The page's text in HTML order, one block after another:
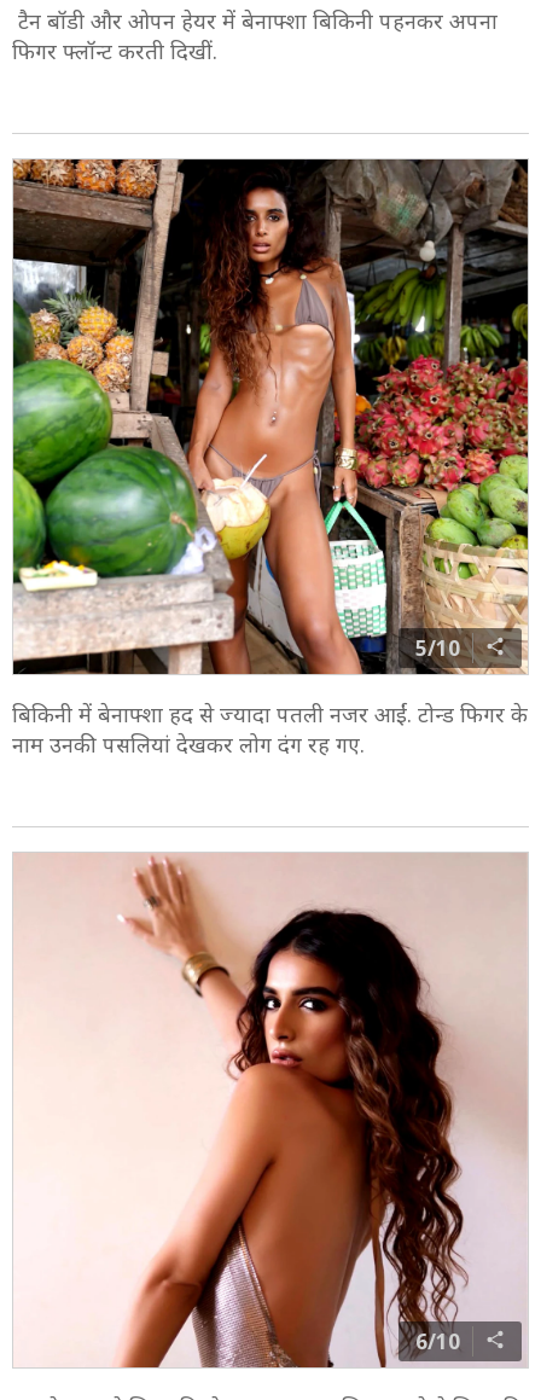
टैन बॉडी और ओपन हेयर में बेनाफ्शा बिकिनी पहनकर अपना
फिगर फ्लॉन्ट करती दिखीं.
5/10
बिकिनी में बेनाफ्शा हद से ज्यादा पतली नजर आईं. टोन्ड फिगर के
नाम उनकी पसलियां देखकर लोग दंग रह गए.
6/10